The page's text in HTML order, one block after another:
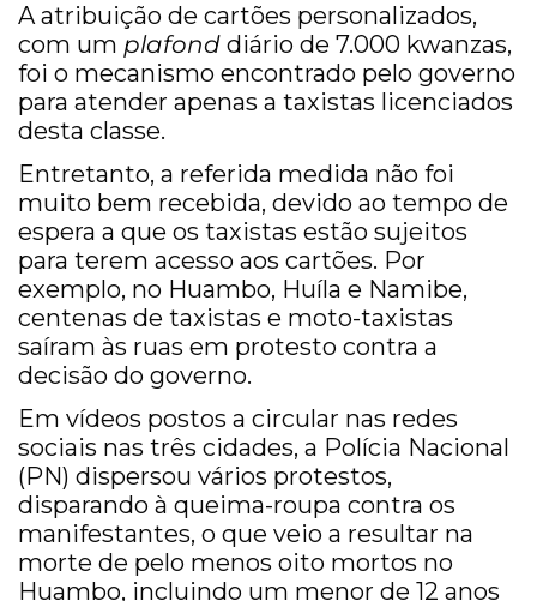
A atribuição de cartões personalizados,
com um plafond diário de 7.000 kwanzas,
foi o mecanismo encontrado pelo governo
para atender apenas a taxistas licenciados
desta classe.
Entretanto, a referida medida não foi
muito bem recebida, devido ao tempo de
espera a que os taxistas estão sujeitos
para terem acesso aos cartões. Por
exemplo, no Huambo, Huíla e Namibe,
centenas de taxistas e moto-taxistas
saíram às ruas em protesto contra a
decisão do governo.
Em vídeos postos a circular nas redes
sociais nas três cidades, a Polícia Nacional
(PN) dispersou vários protestos,
disparando à queima-roupa contra os
manifestantes, o que veio a resultar na
morte de pelo menos oito mortos no
Huambo, incluindo um menor de 12 anos